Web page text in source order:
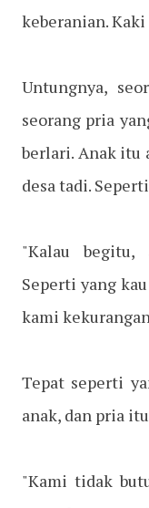
keberanian. Kaki
Untungnya,
seorang pria
berlari. Anak itu
desa tadi.
"Kalau begitu,
Seperti yang
kami
Tepat seperti
anak, dan pria
"Kami tidak